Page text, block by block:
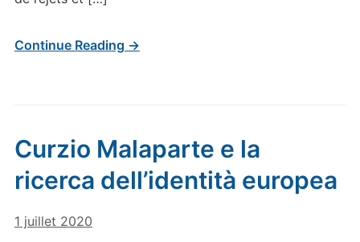
Continue Reading →
Curzio Malaparte e la
ricerca dell’identità europea
1 juillet 2020